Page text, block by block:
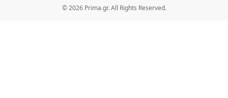
© 2026 Prima.gr. All Rights Reserved.